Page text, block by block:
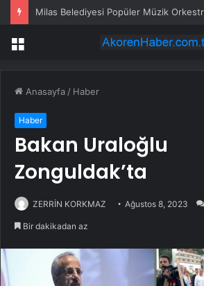
Menü
Anasayfa / Haber
Haber
Bakan Uraloğlu
Zonguldak’ta
ZERRİN KORKMAZ Ağustos 8, 2023
Bir dakikadan az